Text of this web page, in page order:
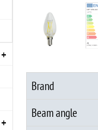
+
+
Brand
Beam angle